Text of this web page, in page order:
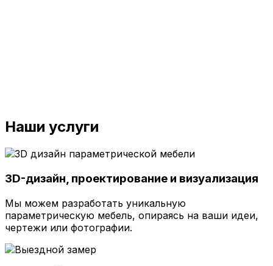
Наши услуги
3D-дизайн, проектирование и визуализация
Мы можем разработать уникальную
параметрическую мебель, опираясь на ваши идеи,
чертежи или фотографии.